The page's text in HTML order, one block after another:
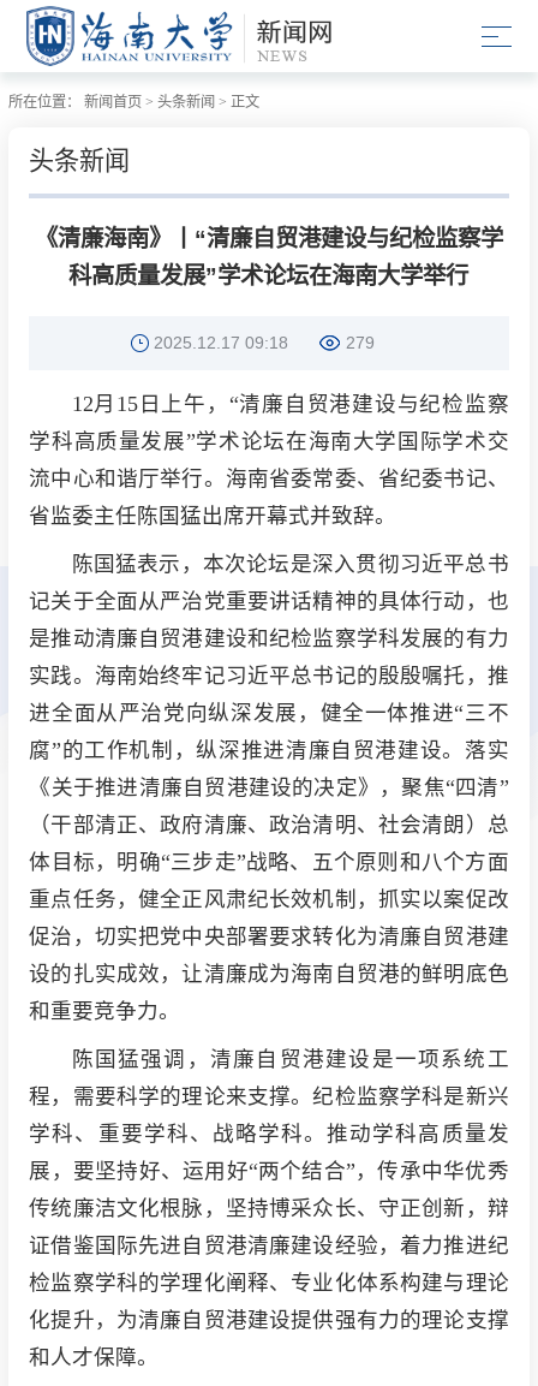
所在位置： 新闻首页 > 头条新闻 > 正文
头条新闻
《清廉海南》丨“清廉自贸港建设与纪检监察学
科高质量发展”学术论坛在海南大学举行
2025.12.17 09:18 279
12月15日上午，“清廉自贸港建设与纪检监察
学科高质量发展”学术论坛在海南大学国际学术交
流中心和谐厅举行。海南省委常委、省纪委书记、
省监委主任陈国猛出席开幕式并致辞。
陈国猛表示，本次论坛是深入贯彻习近平总书
记关于全面从严治党重要讲话精神的具体行动，也
是推动清廉自贸港建设和纪检监察学科发展的有力
实践。海南始终牢记习近平总书记的殷殷嘱托，推
进全面从严治党向纵深发展，健全一体推进“三不
腐”的工作机制，纵深推进清廉自贸港建设。落实
《关于推进清廉自贸港建设的决定》，聚焦“四清”
（干部清正、政府清廉、政治清明、社会清朗）总
体目标，明确“三步走”战略、五个原则和八个方面
重点任务，健全正风肃纪长效机制，抓实以案促改
促治，切实把党中央部署要求转化为清廉自贸港建
设的扎实成效，让清廉成为海南自贸港的鲜明底色
和重要竞争力。
陈国猛强调，清廉自贸港建设是一项系统工
程，需要科学的理论来支撑。纪检监察学科是新兴
学科、重要学科、战略学科。推动学科高质量发
展，要坚持好、运用好“两个结合”，传承中华优秀
传统廉洁文化根脉，坚持博采众长、守正创新，辩
证借鉴国际先进自贸港清廉建设经验，着力推进纪
检监察学科的学理化阐释、专业化体系构建与理论
化提升，为清廉自贸港建设提供强有力的理论支撑
和人才保障。